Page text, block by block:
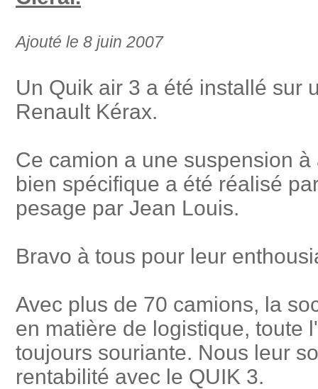
Ajouté le 8 juin 2007
Un Quik air 3 a été installé sur
Renault Kérax.
Ce camion a une suspension
bien spécifique a été réalisé
pesage par Jean Louis.
Bravo à tous pour leur
Avec plus de 70 camions, la
en matière de logistique, toute
toujours souriante. Nous leur
rentabilité avec le QUIK 3.